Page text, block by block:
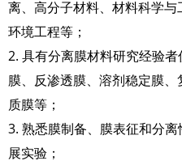
离、高分子材料、材料科学与
环境工程等；
2. 具有分离膜材料研究经验
膜、反渗透膜、溶剂稳定膜
质膜等；
3. 熟悉膜制备、膜表征和分
展实验；